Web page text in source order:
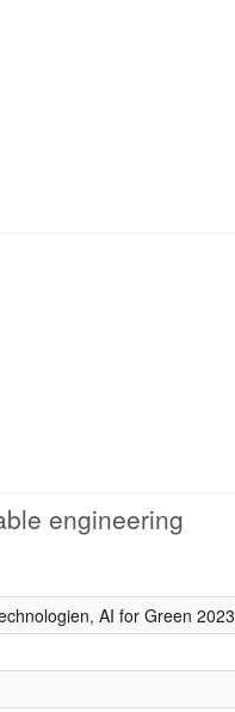
engineering
AI for Green 2023